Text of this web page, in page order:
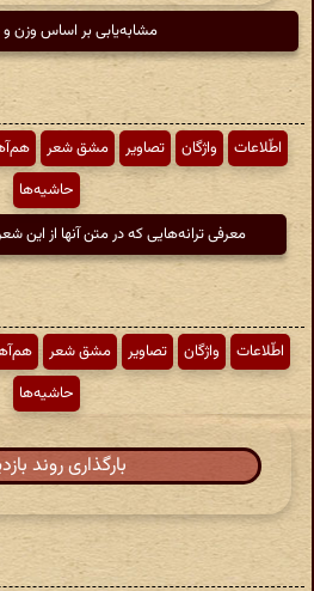
مشابه‌یابی بر اساس وزن و
اطّلاعات واژگان تصاویر مشق شعر
حاشیه‌ها
معرفی ترانه‌هایی که در متن آنها از این
اطّلاعات واژگان تصاویر مشق شعر
حاشیه‌ها
بارگذاری روند